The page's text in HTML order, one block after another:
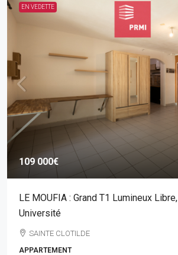
EN VEDETTE
109 000€
LE MOUFIA : Grand T1 Lumineux
Université
SAINTE CLOTILDE
APPARTEMENT